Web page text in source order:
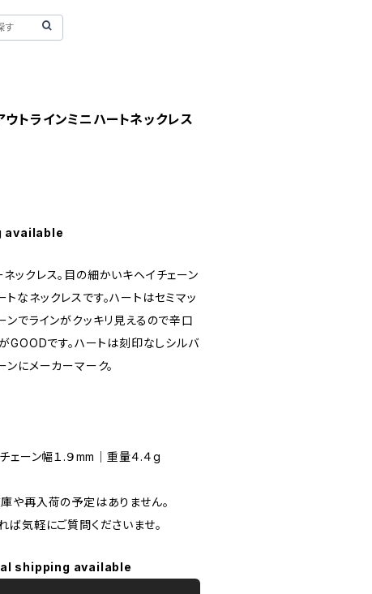
トラインミニハートネックレス
available
ックレス。目の細かいキヘイチェーン
なネックレスです。ハートはセミマッ
ンでラインがクッキリ見えるので辛口
GOODです。ハートは刻印なしシルバ
ンにメーカーマーク。
ーン幅１.９mm｜重量４.４g
や再入荷の予定はありません。
ば気軽にご質問くださいませ。
shipping available